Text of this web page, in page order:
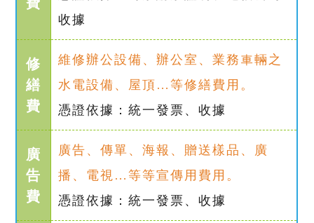
收據
修
繕
費
維修辦公設備、辦公室、業務車輛之
水電設備、屋頂…等修繕費用。
憑證依據：統一發票、收據
廣
告
費
廣告、傳單、海報、贈送樣品、廣
播、電視…等等宣傳用費用。
憑證依據：統一發票、收據